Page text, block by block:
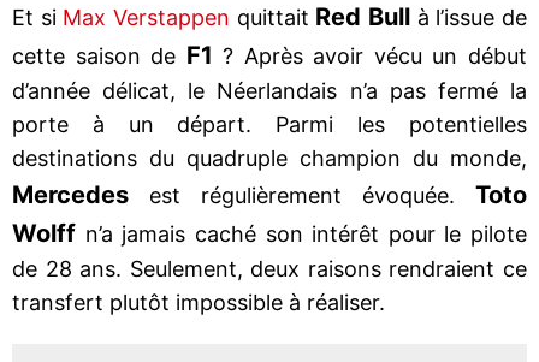
Et si Max Verstappen quittait Red Bull à l’issue de
cette saison de F1 ? Après avoir vécu un début
d’année délicat, le Néerlandais n’a pas fermé la
porte à un départ. Parmi les potentielles
destinations du quadruple champion du monde,
Mercedes est régulièrement évoquée. Toto
Wolff n’a jamais caché son intérêt pour le pilote
de 28 ans. Seulement, deux raisons rendraient ce
transfert plutôt impossible à réaliser.